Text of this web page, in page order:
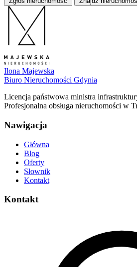
Ilona Majewska
Biuro Nieruchomości Gdynia
Licencja państwowa ministra
Profesjonalna obsługa nieruchomości w
Nawigacja
Główna
Blog
Oferty
Słownik
Kontakt
Kontakt